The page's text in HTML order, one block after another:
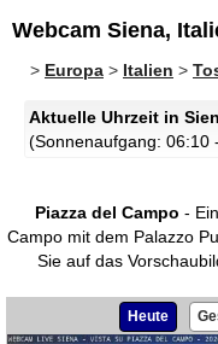
Webcam Siena,
> Europa > Italien >
Aktuelle Uhrzeit in
(Sonnenaufgang: 06:10
Piazza del Campo -
Campo mit dem Palazzo
Sie auf das
Heute